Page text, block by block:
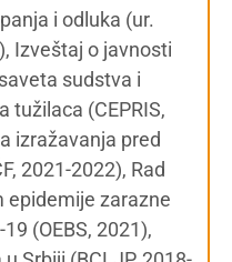
i odluka (ur.
Izveštaj o javnosti
sudstva i
tužilaca (CEPRIS,
izražavanja pred
2021-2022), Rad
epidemije zarazne
(OEBS, 2021),